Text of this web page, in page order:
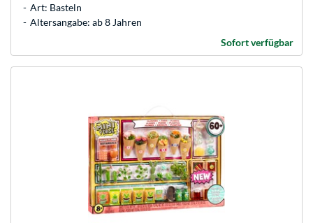
Art: Basteln
Altersangabe: ab 8 Jahren
Sofort verfügbar